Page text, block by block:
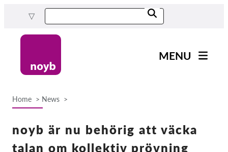
content
MENU
Projects
Home News
noyb är nu behörig att väcka
talan om kollektiv prövning